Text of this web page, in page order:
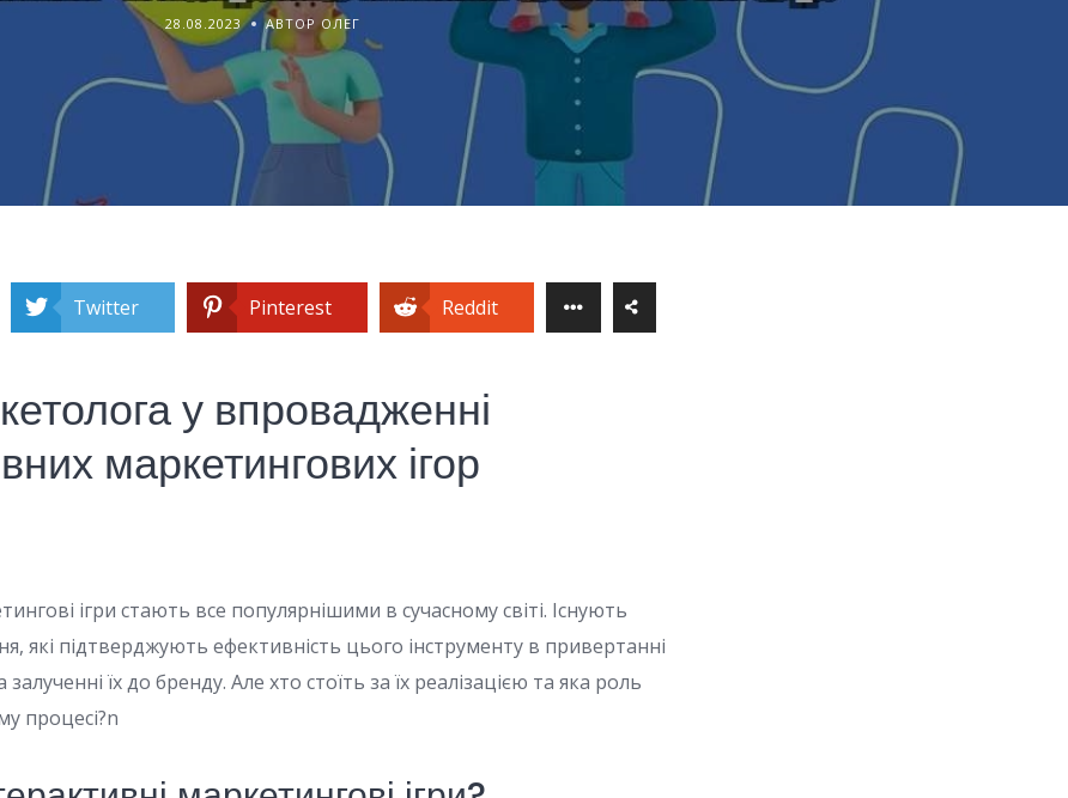
28.08.2023 АВТОР ОЛЕГ
Twitter Pinterest Reddit
у впровадженні
маркетингових ігор
ігри стають все популярнішими в сучасному світі. Існують
які підтверджують ефективність цього інструменту в привертанні
їх до бренду. Але хто стоїть за їх реалізацією та яка роль
процесі?n